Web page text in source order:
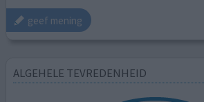
geef mening
ALGEHELE TEVREDENHEID